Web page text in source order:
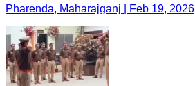
Pharenda, Maharajganj | Feb 19, 2026